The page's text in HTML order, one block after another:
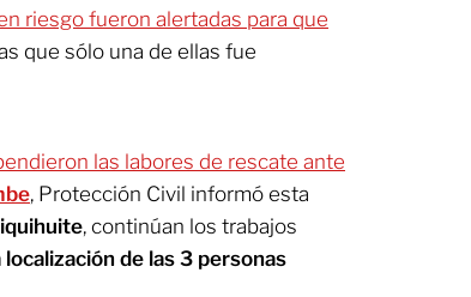
riesgo fueron alertadas para que
que sólo una de ellas fue
las labores de rescate ante
, Protección Civil informó esta
, continúan los trabajos
localización de las 3 personas